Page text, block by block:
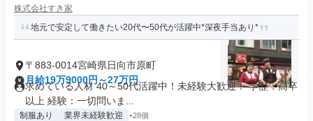
株式会社すき家
地元で安定して働きたい20代〜50代が活躍中*深夜手当あり*
〒883-0014宮崎県日向市原町
月給19万9000円～27万円
求めている人材 40～50代活躍中！未経験大歓迎！ 学歴：高卒
以上 経験：一切問いま...
制服あり 業界未経験歓迎 +28個